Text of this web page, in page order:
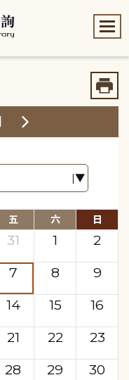
五 六 日
31 1
2
7 8
9
14 15
16
21 22
23
28 29
30